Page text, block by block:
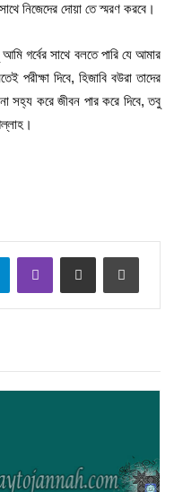
নিজেদের দোয়া তে স্মরণ করবে।
গর্বের সাথে বলতে পারি যে আমার
পরীক্ষা দিবে, হিজাবি বউরা তাদের
সহ্য করে জীবন পার করে দিবে, তবু
TelegramViber Share via Email Print